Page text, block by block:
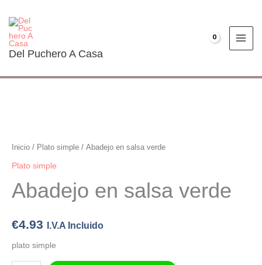
contenido
Del Puchero A Casa
Inicio / Plato simple / Abadejo en salsa verde
Plato simple
Abadejo en salsa verde
€4.93 I.V.A Incluido
plato simple
salsa
verde